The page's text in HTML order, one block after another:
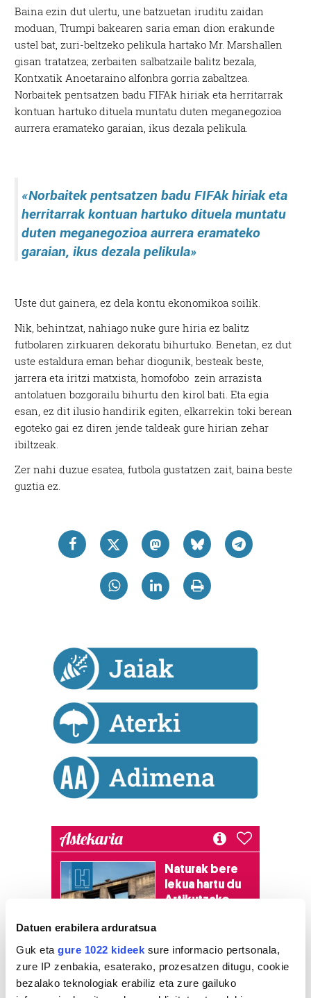
Datuen erabilera arduratsua
Guk eta gure 1022 kideek sure informacio pertsonala,
zure IP zenbakia, esaterako, prozesatzen ditugu, cookie
bezalako teknologiak erabiliz eta zure gailuko
Baina ezin dut ulertu, une batzuetan iruditu zaidan
moduan, Trumpi bakearen saria eman dion erakunde
ustel bat, zuri-beltzeko pelikula hartako Mr. Marshallen
gisan tratatzea; zerbaiten salbatzaile balitz bezala,
Kontxatik Anoetaraino alfonbra gorria zabaltzea.
Norbaitek pentsatzen badu FIFAk hiriak eta herritarrak
kontuan hartuko dituela muntatu duten meganegozioa
aurrera eramateko garaian, ikus dezala pelikula.
«Norbaitek pentsatzen badu FIFAk hiriak eta
herritarrak kontuan hartuko dituela muntatu
duten meganegozioa aurrera eramateko
garaian, ikus dezala pelikula»
Uste dut gainera, ez dela kontu ekonomikoa soilik.
Nik, behintzat, nahiago nuke gure hiria ez balitz
futbolaren zirkuaren dekoratu bihurtuko. Benetan, ez dut
uste estaldura eman behar diogunik, besteak beste,
jarrera eta iritzi matxista, homofobo zein arrazista
antolatuen bozgorailu bihurtu den kirol bati. Eta egia
esan, ez dit ilusio handirik egiten, elkarrekin toki berean
egoteko gai ez diren jende taldeak gure hirian zehar
ibiltzeak.
Zer nahi duzue esatea, futbola gustatzen zait, baina beste
guztia ez.
Astekaria
Naturak bere
lekua hartu du
Artikutzako
HARTU HITZA